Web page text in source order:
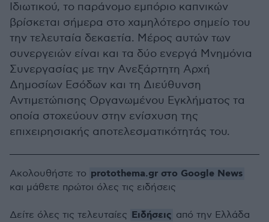
Ιδιωτικού, το παράνομο εμπόριο καπνικών
βρίσκεται σήμερα στο χαμηλότερο σημείο του
την τελευταία δεκαετία. Μέρος αυτών των
συνεργειών είναι και τα δύο ενεργά Μνημόνια
Συνεργασίας με την Ανεξάρτητη Αρχή
Δημοσίων Εσόδων και τη Διεύθυνση
Αντιμετώπισης Οργανωμένου Εγκλήματος τα
οποία στοχεύουν στην ενίσχυση της
επιχειρησιακής αποτελεσματικότητάς του.
Ακολουθήστε το protothema.gr στο Google News
και μάθετε πρώτοι όλες τις ειδήσεις
Δείτε όλες τις τελευταίες Ειδήσεις από την Ελλάδα